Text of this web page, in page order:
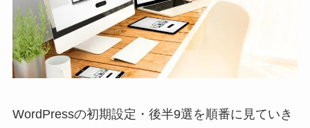
WordPressの初期設定・後半9選を順番に見ていき